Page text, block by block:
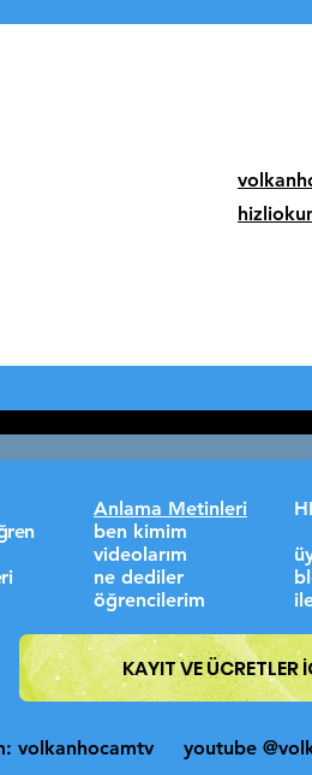
Anlama Metinleri
ben kimim
videolarım
ne dediler
öğrencilerim
KAYIT VE ÜCRETLER
volkanhocamtv youtube